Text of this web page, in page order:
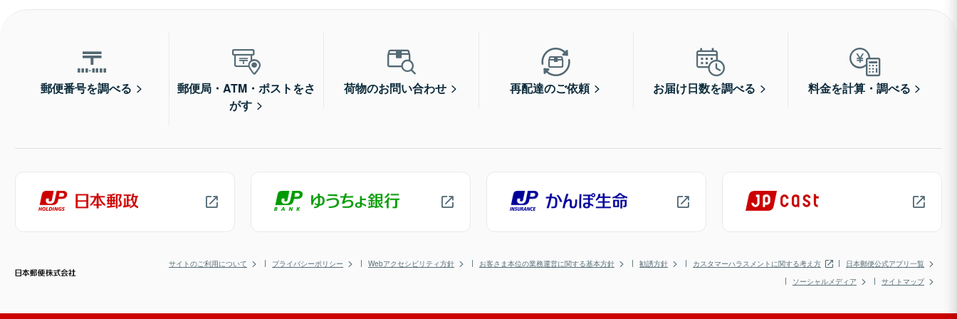
郵便番号を調べる
郵便局・ATM・ポストをさ
がす
荷物のお問い合わせ 再配達のご依頼 お届け日数を調べる 料金を計算・調べる
サイトのご利用について プライバシーポリシー Webアクセシビリティ方針 お客さま本位の業務運営に関する基本方針 勧誘方針 カスタマーハラスメントに関する考え方
日本郵便公式アプリ一覧
ソーシャルメディア
サイトマップ